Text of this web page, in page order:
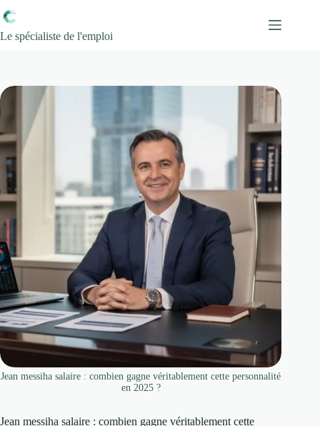
au
contenu
Le spécialiste de l'emploi
Jean messiha salaire : combien gagne véritablement cette personnalité
en 2025 ?
Jean messiha salaire : combien gagne véritablement cette